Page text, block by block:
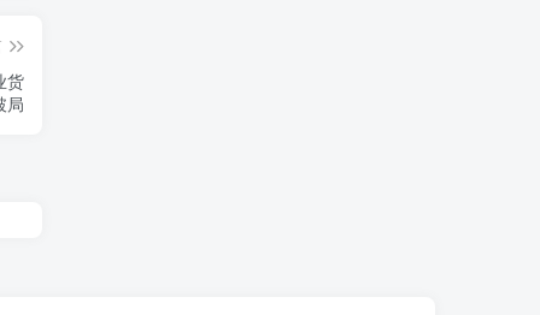
货
局